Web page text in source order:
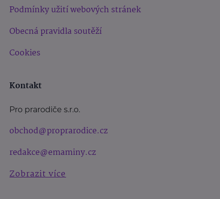
Podmínky užití webových stránek
Obecná pravidla soutěží
Cookies
Kontakt
Pro prarodiče s.r.o.
obchod@proprarodice.cz
redakce@emaminy.cz
Zobrazit více